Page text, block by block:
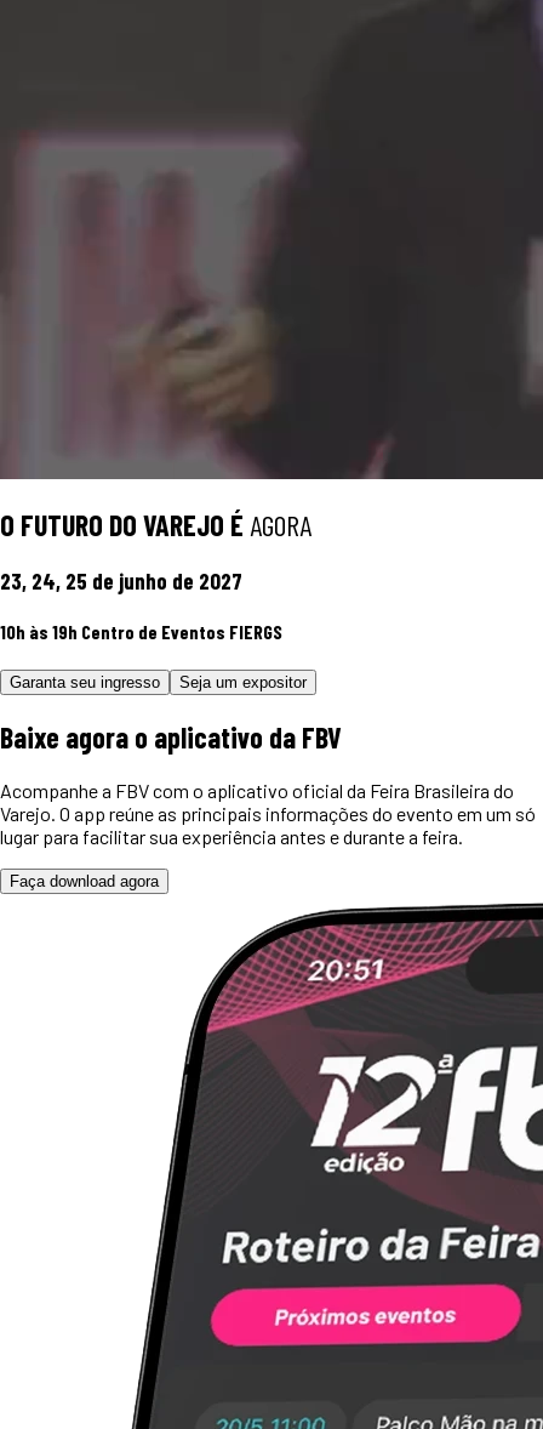
O FUTURO DO VAREJO É AGORA
23, 24, 25 de junho de 2027
10h às 19h Centro de Eventos FIERGS
Garanta seu ingresso Seja um expositor
Baixe agora o aplicativo da FBV
Acompanhe a FBV com o aplicativo oficial da Feira Brasileira do
Varejo. O app reúne as principais informações do evento em um só
lugar para facilitar sua experiência antes e durante a feira.
Faça download agora